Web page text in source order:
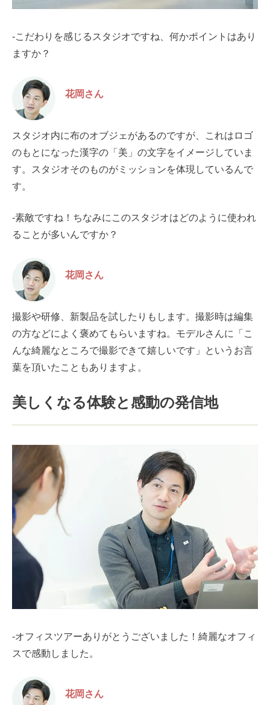
-こだわりを感じるスタジオですね、何かポイントはあり
ますか？
花岡さん
スタジオ内に布のオブジェがあるのですが、これはロゴ
のもとになった漢字の「美」の文字をイメージしていま
す。スタジオそのものがミッションを体現しているんで
す。
-素敵ですね！ちなみにこのスタジオはどのように使われ
ることが多いんですか？
花岡さん
撮影や研修、新製品を試したりもします。撮影時は編集
の方などによく褒めてもらいますね。モデルさんに「こ
んな綺麗なところで撮影できて嬉しいです」というお言
葉を頂いたこともありますよ。
美しくなる体験と感動の発信地
-オフィスツアーありがとうございました！綺麗なオフィ
スで感動しました。
花岡さん